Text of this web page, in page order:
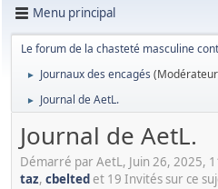
Menu principal
Le forum de la chasteté masculine
► Journaux des encagés
► Journal de AetL.
Journal de AetL.
Démarré par AetL, Juin 26, 2025,
taz, cbelted et 19 Invités sur ce